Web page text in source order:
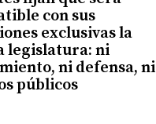
con sus
exclusivas la
legislatura: ni
ni defensa, ni
públicos